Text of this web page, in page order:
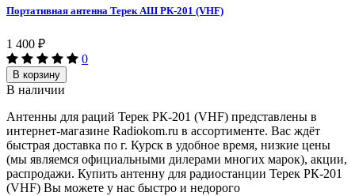
Портативная антенна Терек АШ РК-201 (VHF)
1 400 ₽
0
В корзину
В наличии
Антенны для раций Терек РК-201 (VHF) представлены в
интернет-магазине Radiokom.ru в ассортименте. Вас ждёт
быстрая доставка по г. Курск в удобное время, низкие цены
(мы являемся официальными дилерами многих марок), акции,
распродажи. Купить антенну для радиостанции Терек РК-201
(VHF) Вы можете у нас быстро и недорого